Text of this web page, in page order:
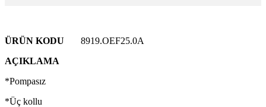
ÜRÜN KODU
8919.OEF25.0A
AÇIKLAMA
*Pompasız
*Üç kollu